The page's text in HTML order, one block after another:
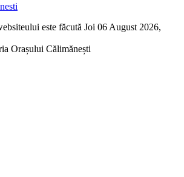
este făcută Joi 06 August 2026,
Orașului Călimănești